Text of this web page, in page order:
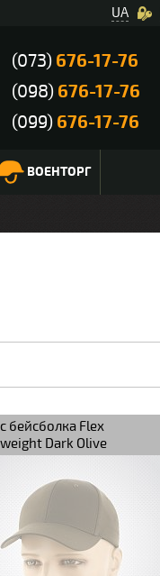
UA
(073) 676-17-76
(098) 676-17-76
(099) 676-17-76
ВОЕНТОРГ
бейсболка Flex
Dark Olive